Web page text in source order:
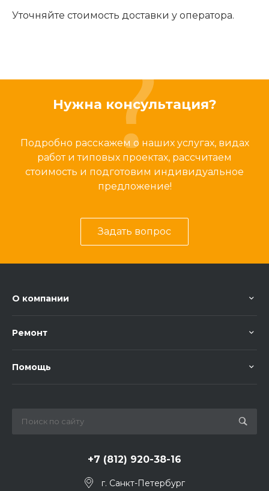
Уточняйте стоимость доставки у оператора.
Нужна консультация?
Подробно расскажем о наших услугах, видах
работ и типовых проектах, рассчитаем
стоимость и подготовим индивидуальное
предложение!
Задать вопрос
О компании
Ремонт
Помощь
+7 (812) 920-38-16
г. Санкт-Петербург